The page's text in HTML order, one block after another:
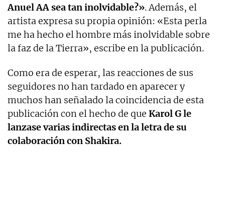
Anuel AA sea tan inolvidable?». Además, el
artista expresa su propia opinión: «Esta perla
me ha hecho el hombre más inolvidable sobre
la faz de la Tierra», escribe en la publicación.
Como era de esperar, las reacciones de sus
seguidores no han tardado en aparecer y
muchos han señalado la coincidencia de esta
publicación con el hecho de que Karol G le
lanzase varias indirectas en la letra de su
colaboración con Shakira.